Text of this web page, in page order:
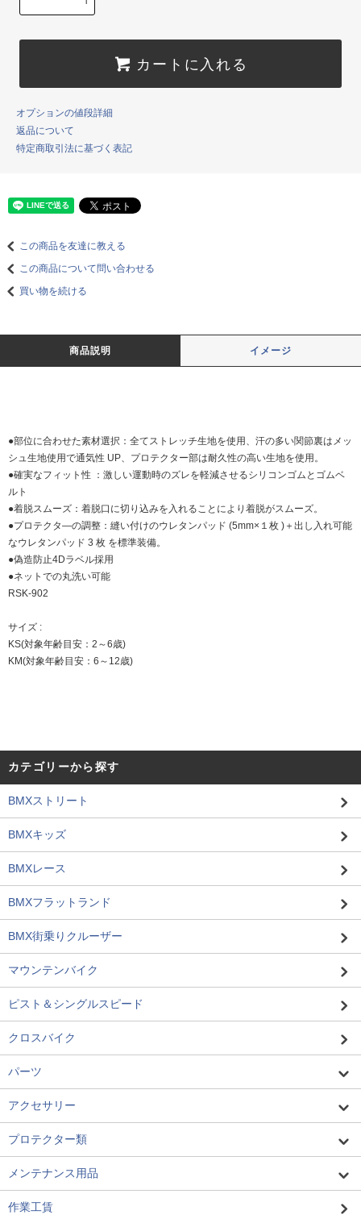
カートに入れる
オプションの値段詳細
返品について
特定商取引法に基づく表記
この商品を友達に教える
この商品について問い合わせる
買い物を続ける
商品説明 イメージ
●部位に合わせた素材選択：全てストレッチ生地を使用、汗の多い関節裏はメッ
シュ生地使用で通気性 UP、プロテクター部は耐久性の高い生地を使用。
●確実なフィット性 ：激しい運動時のズレを軽減させるシリコンゴムとゴムベ
ルト
●着脱スムーズ：着脱口に切り込みを入れることにより着脱がスムーズ。
●プロテクタ―の調整：縫い付けのウレタンパッド (5mm×１枚 )＋出し入れ可能
なウレタンパッド 3 枚 を標準装備。
●偽造防止4Dラベル採用
●ネットでの丸洗い可能
RSK-902
サイズ :
KS(対象年齢目安：2～6歳)
KM(対象年齢目安：6～12歳)
カテゴリーから探す
BMXストリート
BMXキッズ
BMXレース
BMXフラットランド
BMX街乗りクルーザー
マウンテンバイク
ピスト＆シングルスピード
クロスバイク
パーツ
アクセサリー
プロテクター類
メンテナンス用品
作業工賃